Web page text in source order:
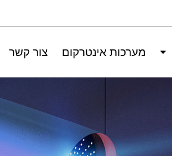
מערכות אינטרקום צור קשר